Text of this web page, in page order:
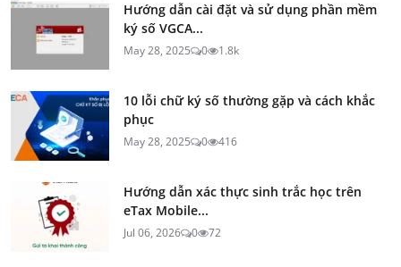
Hướng dẫn cài đặt và sử dụng phần mềm
ký số VGCA...
May 28, 2025 0 1.8k
10 lỗi chữ ký số thường gặp và cách khắc
phục
May 28, 2025 0 416
Hướng dẫn xác thực sinh trắc học trên
eTax Mobile...
Jul 06, 2026 0 72